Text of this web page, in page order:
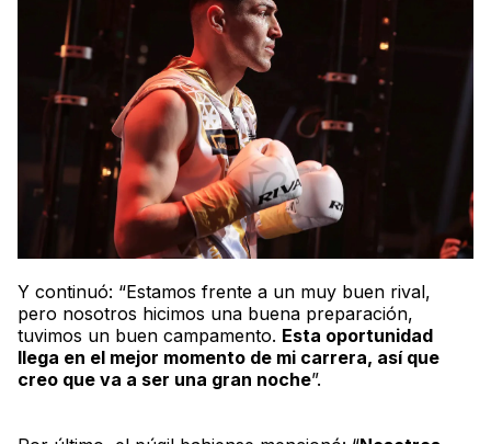
Y continuó: “Estamos frente a un muy buen rival,
pero nosotros hicimos una buena preparación,
tuvimos un buen campamento. Esta oportunidad
llega en el mejor momento de mi carrera, así que
creo que va a ser una gran noche”.